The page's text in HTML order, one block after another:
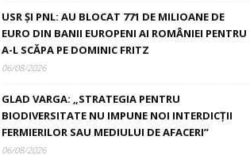
USR ȘI PNL: AU BLOCAT 771 DE MILIOANE DE
EURO DIN BANII EUROPENI AI ROMÂNIEI PENTRU
A-L SCĂPA PE DOMINIC FRITZ
06/08/2026
GLAD VARGA: „STRATEGIA PENTRU
BIODIVERSITATE NU IMPUNE NOI INTERDICȚII
FERMIERILOR SAU MEDIULUI DE AFACERI”
06/08/2026